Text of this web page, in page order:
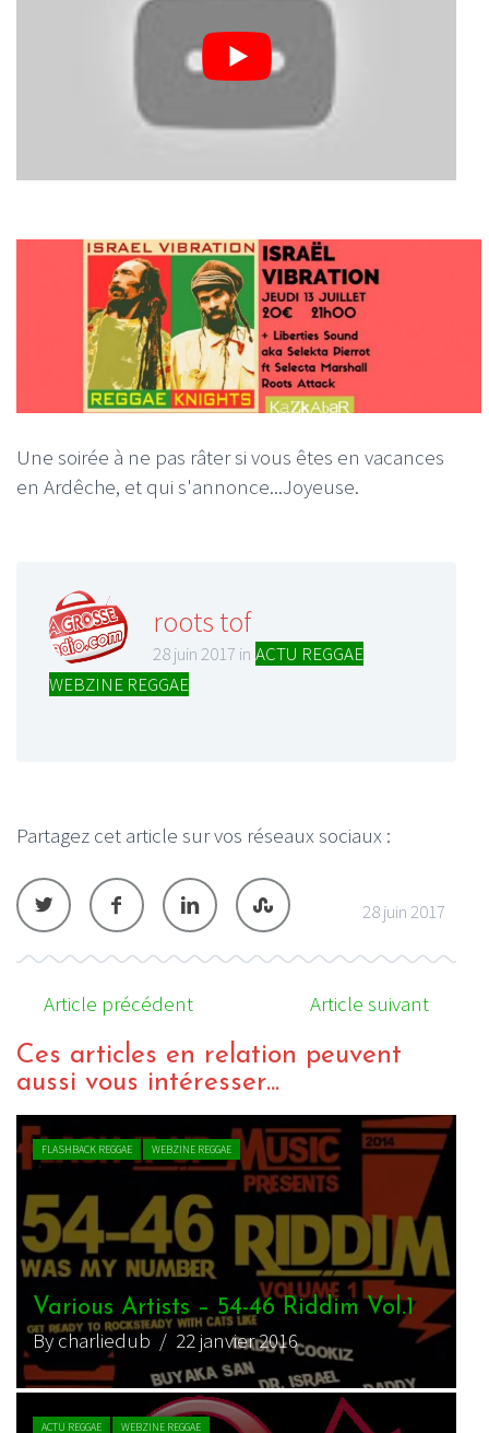
Une soirée à ne pas râter si vous êtes en vacances
en Ardêche, et qui s'annonce...Joyeuse.
roots tof
28 juin 2017 in ACTU REGGAE
WEBZINE REGGAE
Partagez cet article sur vos réseaux sociaux :
28 juin 2017
Article précédent Article suivant
Ces articles en relation peuvent
aussi vous intéresser...
FLASHBACK REGGAE WEBZINE REGGAE
Various Artists – 54-46 Riddim Vol.1
By charliedub / 22 janvier 2016
ACTU REGGAE WEBZINE REGGAE